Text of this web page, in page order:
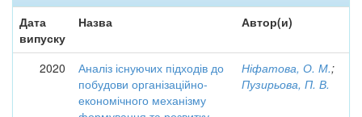
Дата
випуску
Назва Автор(и)
2020
Аналіз існуючих підходів до
побудови організаційно-
економічного механізму
Ніфатова, О. М.;
Пузирьова, П. В.